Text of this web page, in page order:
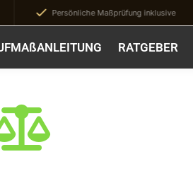
Persönliche Maßprüfung inklusive
RATGEBER